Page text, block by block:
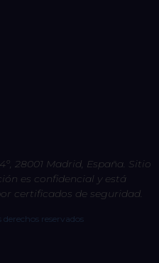
28001 Madrid, España. Sitio
es confidencial y está
certificados de seguridad.
reservados